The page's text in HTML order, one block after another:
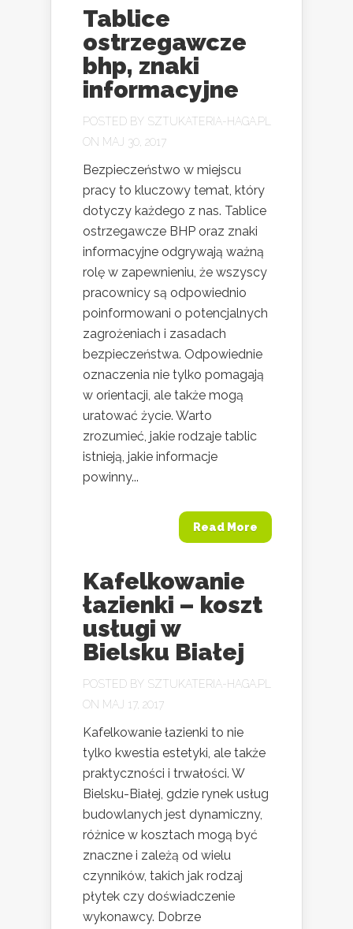
Tablice
ostrzegawcze
bhp, znaki
informacyjne
POSTED BY SZTUKATERIA-HAGA.PL
ON MAJ 30, 2017
Bezpieczeństwo w miejscu
pracy to kluczowy temat, który
dotyczy każdego z nas. Tablice
ostrzegawcze BHP oraz znaki
informacyjne odgrywają ważną
rolę w zapewnieniu, że wszyscy
pracownicy są odpowiednio
poinformowani o potencjalnych
zagrożeniach i zasadach
bezpieczeństwa. Odpowiednie
oznaczenia nie tylko pomagają
w orientacji, ale także mogą
uratować życie. Warto
zrozumieć, jakie rodzaje tablic
istnieją, jakie informacje
powinny...
Read More
Kafelkowanie
łazienki – koszt
usługi w
Bielsku Białej
POSTED BY SZTUKATERIA-HAGA.PL
ON MAJ 17, 2017
Kafelkowanie łazienki to nie
tylko kwestia estetyki, ale także
praktyczności i trwałości. W
Bielsku-Białej, gdzie rynek usług
budowlanych jest dynamiczny,
różnice w kosztach mogą być
znaczne i zależą od wielu
czynników, takich jak rodzaj
płytek czy doświadczenie
wykonawcy. Dobrze